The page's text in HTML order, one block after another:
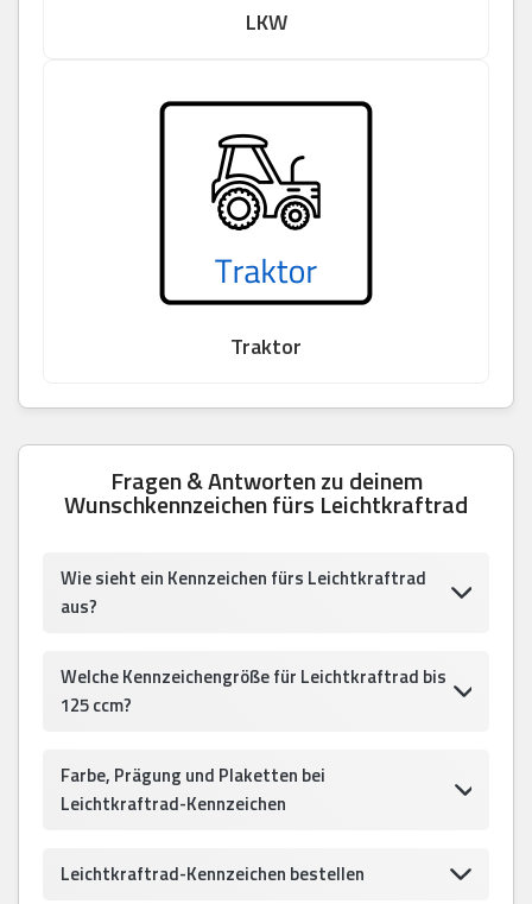
LKW
Traktor
Fragen & Antworten zu deinem
Wunschkennzeichen fürs Leichtkraftrad
Wie sieht ein Kennzeichen fürs Leichtkraftrad
aus?
Welche Kennzeichengröße für Leichtkraftrad bis
125 ccm?
Farbe, Prägung und Plaketten bei
Leichtkraftrad-Kennzeichen
Leichtkraftrad-Kennzeichen bestellen